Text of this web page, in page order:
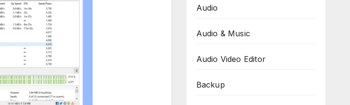
Audio
Audio & Music
Audio Video Editor
Backup